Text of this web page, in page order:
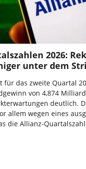
2026:
unter dem
für das zweite Quartal
von 4,874
deutlich.
allem wegen eines
die Allianz-